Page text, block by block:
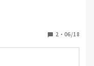
2 ・ 06/18